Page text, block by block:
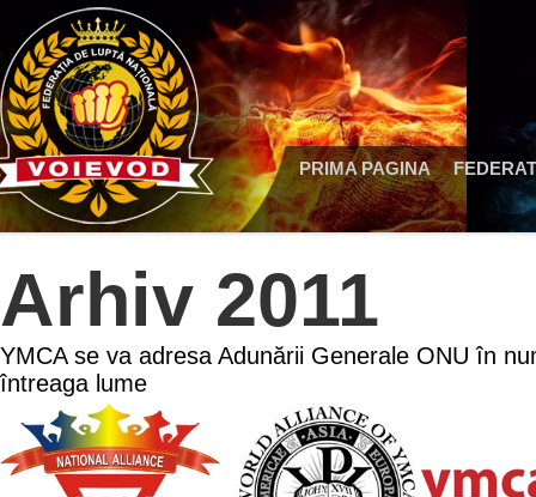
PRIMA PAGINA
Arhiv 2011
YMCA se va adresa Adunării Generale ONU în
întreaga lume